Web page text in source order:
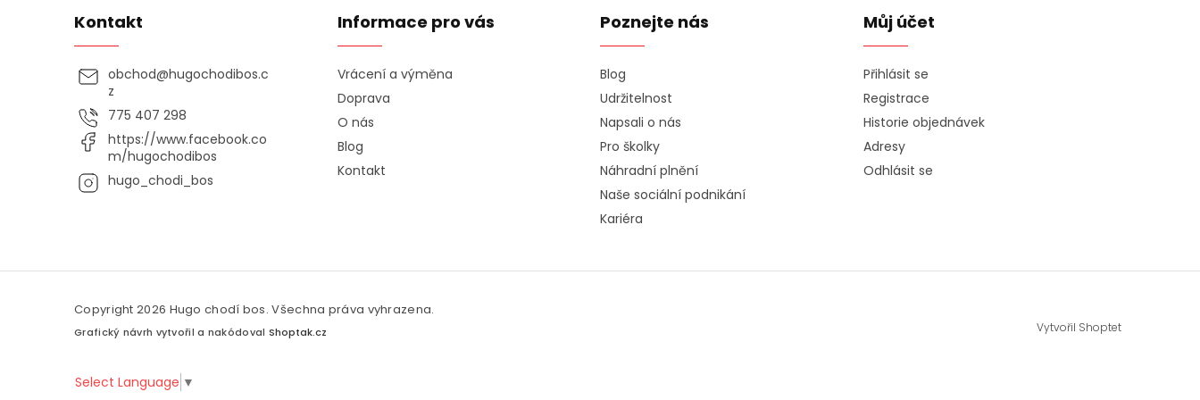
Kontakt
obchod@hugochodibos.c
z
775 407 298
https://www.facebook.co
m/hugochodibos
hugo_chodi_bos
Informace pro vás
Vrácení a výměna
Doprava
O nás
Blog
Kontakt
Poznejte nás
Blog
Udržitelnost
Napsali o nás
Pro školky
Náhradní plnění
Naše sociální podnikání
Kariéra
Můj účet
Přihlásit se
Registrace
Historie objednávek
Adresy
Odhlásit se
Vytvořil Shoptet
Copyright 2026 Hugo chodí bos. Všechna práva vyhrazena.
Grafický návrh vytvořil a nakódoval Shoptak.cz
Select Language ▼